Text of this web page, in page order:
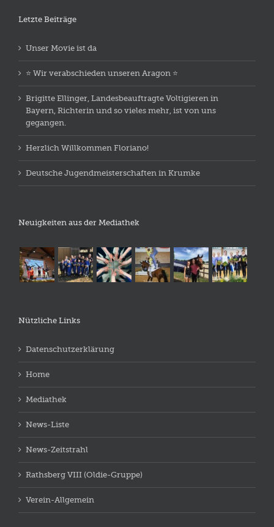
Letzte Beiträge
Unser Movie ist da
⭐️ Wir verabschieden unseren Aragon ⭐️
Brigitte Ellinger, Landesbeauftragte Voltigieren in
Bayern, Richterin und so vieles mehr, ist von uns
gegangen.
Herzlich Willkommen Floriano!
Deutsche Jugendmeisterschaften in Krumke
Neuigkeiten aus der Mediathek
Nützliche Links
Datenschutzerklärung
Home
Mediathek
News-Liste
News-Zeitstrahl
Rathsberg VIII (Oldie-Gruppe)
Verein-Allgemein